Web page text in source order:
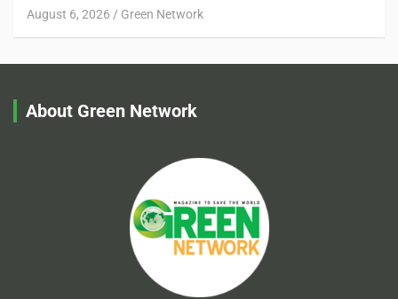
August 6, 2026 Green Network
About Green Network